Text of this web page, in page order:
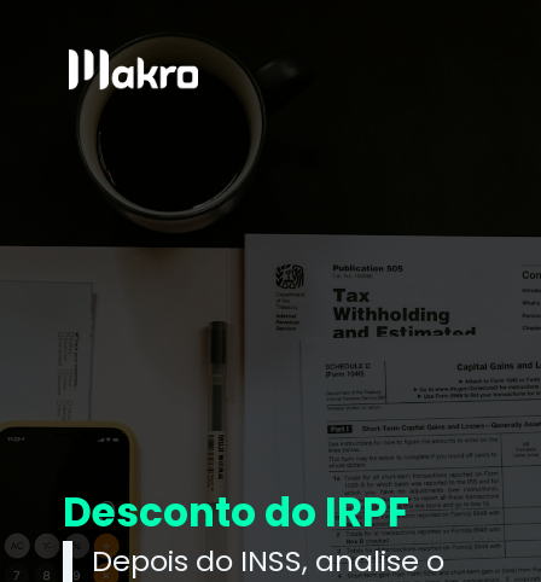
Desconto do IRPF
Depois do INSS, analise o